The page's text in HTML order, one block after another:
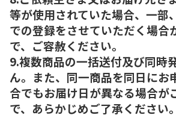
等が使用されていた場合、一部
での登録をさせていただく場合
で、ご容赦ください。
9.複数商品の一括送付及び同時
ん。また、同一商品を同日にお
合でもお届け日が異なる場合が
で、あらかじめご了承ください。